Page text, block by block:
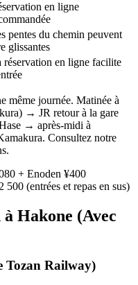
en ligne
pentes du chemin peuvent
glissantes
réservation en ligne facilite
même journée. Matinée à
→ JR retour à la gare
→ après-midi à
Consultez notre
+ Enoden ¥400
(entrées et repas en sus)
Hakone (Avec
Tozan Railway)